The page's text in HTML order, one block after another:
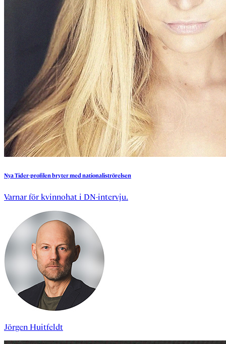
NyaTider-profilenbrytermednationaliströrelsen
Varnar för kvinnohat i DN-intervju.
Jörgen Huitfeldt